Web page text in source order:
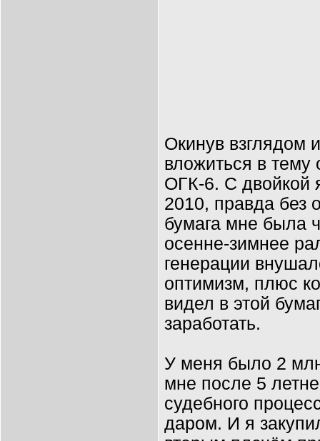
Окинув взглядом
вложиться в
ОГК-6. С двойкой
2010, правда без
бумага мне была
осенне-зимнее
генерации
оптимизм, плюс
видел в этой
заработать.
У меня было 2
мне после 5
судебного
даром. И я